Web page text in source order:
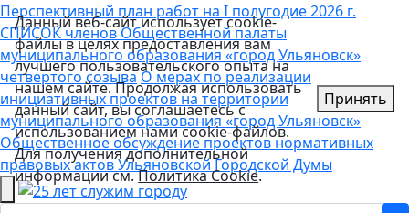
Перспективный план работ на I полугодие 2026 г.
СПИСОК членов Общественной палаты
муниципального образования «город Ульяновск»
четвертого созываО мерах по реализации
инициативных проектов на территории
муниципального образования «город Ульяновск»
Общественное обсуждение проектов нормативных
правовых актов Ульяновской Городской Думы
Данный веб-сайт использует cookie-
файлы в целях предоставления вам
лучшего пользовательского опыта на
нашем сайте. Продолжая использовать
данный сайт, вы соглашаетесь с
использованием нами cookie-файлов.
Для получения дополнительной
информации см.Политика Cookie.
Принять